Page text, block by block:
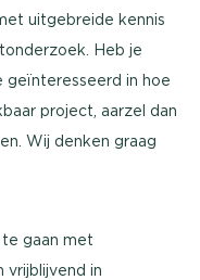
uitgebreide kennis
Heb je
in hoe
project, aarzel dan
Wij denken graag
te gaan met
vrijblijvend in